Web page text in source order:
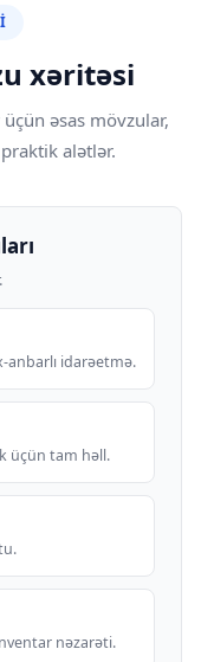
xəritəsi
əsas mövzular,
alətlər.
anbarlı idarəetmə.
üçün tam həll.
nəzarəti.